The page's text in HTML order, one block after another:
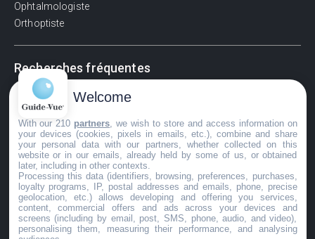
Ophtalmologiste
Orthoptiste
Recherches fréquentes
Pathologies adultes
Signes d'une urgence ophtalmologique
La vision
Acuité visuelle
Myosis / mydriase
Œdème oculaire
©GuideVue2024
Welcome
With our 210 partners , we wish to store and access information on
your devices (cookies, pixels in emails, etc.), combine and share
your personal data with our partners, whether collected on this
website or in our emails, already held by some of us, or obtained
later, including in other contexts.
Processing this data (identifiers, browsing, preferences, purchases,
loyalty programs, IP, postal addresses and emails, phone, precise
geolocation, etc.) allows developing and offering you services,
content, commercial offers and ads across your devices and
screens (including by email, post, SMS, phone, audio, and video),
personalising them, measuring their performance, and analysing